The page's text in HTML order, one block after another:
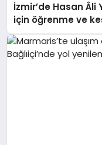
İzmir’de Hasan
için öğrenme ve